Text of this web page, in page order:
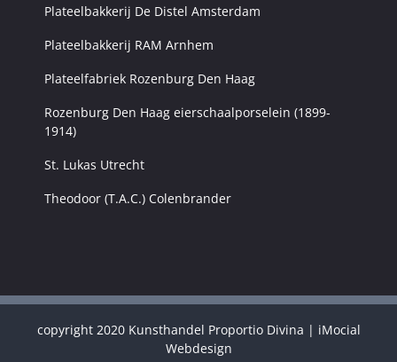
Plateelbakkerij De Distel Amsterdam
Plateelbakkerij RAM Arnhem
Plateelfabriek Rozenburg Den Haag
Rozenburg Den Haag eierschaalporselein (1899-
1914)
St. Lukas Utrecht
Theodoor (T.A.C.) Colenbrander
copyright 2020 Kunsthandel Proportio Divina | iMocial
Webdesign